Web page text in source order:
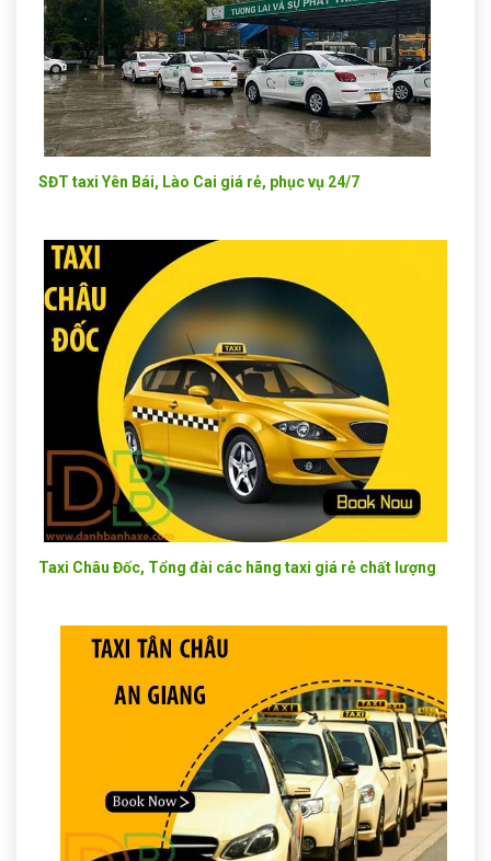
SĐT taxi Yên Bái, Lào Cai giá rẻ, phục vụ 24/7
Taxi Châu Đốc, Tổng đài các hãng taxi giá rẻ chất lượng